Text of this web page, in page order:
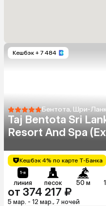
Кешбэк + 7 484
Бентота, Шри-
Taj Bentota Sri
Resort And Spa
Кешбэк 4% по карте Т-Банка
линия песок 50 м
от 374 217 ₽
5 мар. - 12 мар., 7 ночей